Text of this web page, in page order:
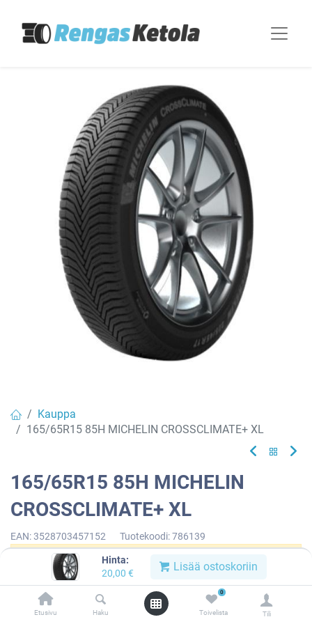
Hinta:
20,00 € Lisää ostoskoriin
Etusivu Haku
0
Toivelista Tili
Kauppa
165/65R15 85H MICHELIN CROSSCLIMATE+ XL
165/65R15 85H MICHELIN
CROSSCLIMATE+ XL
EAN:3528703457152 Tuotekoodi:786139
Tällä tuotteella ei ole kelvollista yhdistelmää.
MICHELIN